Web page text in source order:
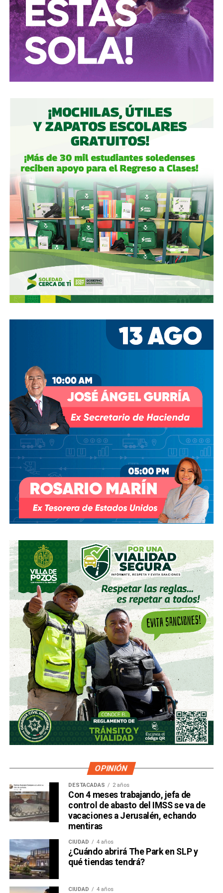
diciembre de 2022, de la participación conjunta en Grupo
Aeroportuario Centro Norte (OMA), quedó en30% para
Martínez y 23.95% para cada uno de los dos
ejecutivos de Televisay un 1.2% de Control Empresarial
de Capitales, filial de Grupo Carso de Carlos Slim, es decir,
el propio Slim también tiene una participación minoritaria,
Gómez y De Angoitia han sido por muchos años los
hombre de confianza de Emilio Azcárraga Jean, al
grado que cuando en 2024 este último dio un paso al
costado de la presidencia de Grupo Televisa en medio de
de la FIFA para asegurar los derechos del Mundial, fueron
ellos dos quienes asumieron el puesto de Co-
s.
Su relación con Martínez no se limita a Empresas ICA,
pues desde octubre de 2024 (justo unos días antes del
cambio en la presidencia) el oriundo de Monterreyha
comprado, además, acciones de la propia Televisa.
Empezó con 7.8%, lo que lo volvió su tercer mayor
El pasado mes de junio, como parte de un aumento de
capital de alrededor de 7 mil millones de pesos aprobado
por los accionistas de Televisa, la empresa informó que l a
participación de Martínez podría llegar a 22.3% una
vez se conviertan las obligaciones que compró, lo
que lo convertiría en el mayor accionista individual de
la compañía.
Esa conversión todavía no ocurre: se proyecta para 2027.
Azcárraga ha reducido considerablemente sus acciones
de la compañía, aunque conserva (vía un fideicomiso
familiar y una clase especial de acciones) el control formal
del voto de la empresa, independientemente de cuánto
capital tenga cada quien. En resumidas cuentas, aunque
Emilio Azcárraga tiene el poder de decisión,el mismo
financiero que reparte el control de El Realito con los
dos hombres más poderosos de Televisa está, al
mismo tiempo, camino a convertirse en el mayor
OPINIÓN
DESTACADAS 2 años
Con 4 meses trabajando, jefa de
control de abasto del IMSS se va de
vacaciones a Jerusalén, echando
mentiras
CIUDAD 4 años
¿Cuándo abrirá The Park en SLP y
qué tiendas tendrá?
CIUDAD 4 años